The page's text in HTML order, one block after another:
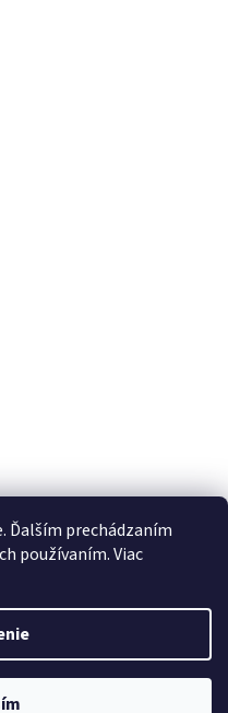
Ďalším prechádzaním
používaním. Viac
práva vyhradené.